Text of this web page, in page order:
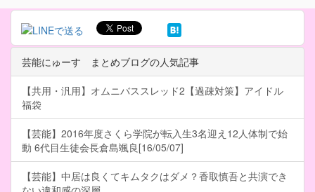
芸能にゅーす まとめブログの人気記事
【共用・汎用】オムニバススレッド2【過疎対策】アイドル
福袋
【芸能】2016年度さくら学院が転入生3名迎え12人体制で始
動 6代目生徒会長倉島颯良[16/05/07]
【芸能】中居は良くてキムタクはダメ？香取慎吾と共演でき